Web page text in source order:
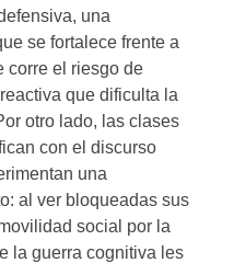
una
se fortalece frente a
corre el riesgo de
que dificulta la
otro lado, las clases
con el discurso
una
al ver bloqueadas sus
social por la
la guerra cognitiva les